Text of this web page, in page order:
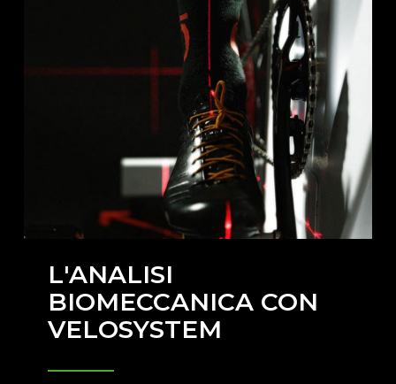
L'ANALISI
BIOMECCANICA CON
VELOSYSTEM